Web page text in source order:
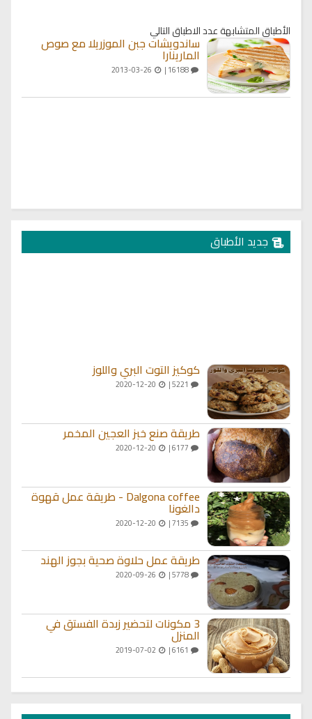
الأطباق المتشابهةعدد الاطباق التالي
ساندويشات جبن الموزريلا مع صوص
المارينارا
16188 |
جديد الأطباق
كوكيز التوت البري واللوز
طريقة صنع خبز العجين المخمر
Dalgona coffee - طريقة عمل قهوة
دالغونا
طريقة عمل حلاوة صحية بجوز الهند
5778 |
3 مكونات لتحضير زبدة الفستق في
المنزل